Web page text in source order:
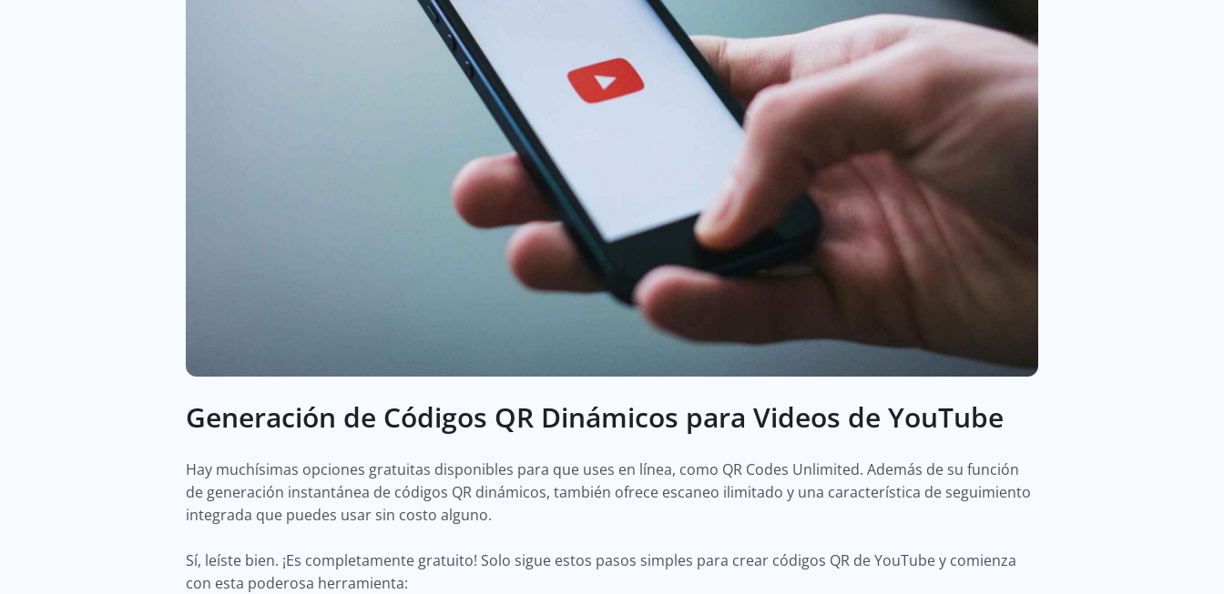
Generación de Códigos QR Dinámicos para Videos de YouTube
Hay muchísimas opciones gratuitas disponibles para que uses en línea, como QR Codes Unlimited. Además de su función
de generación instantánea de códigos QR dinámicos, también ofrece escaneo ilimitado y una característica de seguimiento
integrada que puedes usar sin costo alguno.
Sí, leíste bien. ¡Es completamente gratuito! Solo sigue estos pasos simples para crear códigos QR de YouTube y comienza
con esta poderosa herramienta: